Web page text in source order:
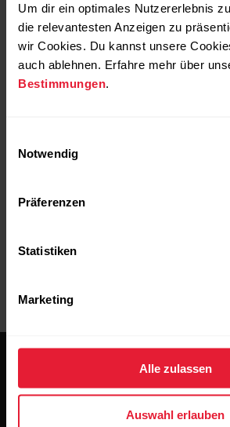
Um dir ein optimales Nutzererlebnis
die relevantesten Anzeigen zu
wir Cookies. Du kannst unsere
auch ablehnen. Erfahre mehr über
Bestimmungen.
Notwendig
Präferenzen
Statistiken
Marketing
Alle zulassen
Auswahl erlauben
das Zurücksetzen mit
funktioniert, kannst du
Gerät selbst
Polar Logo angezeigt wird.
Werkseinstellungen